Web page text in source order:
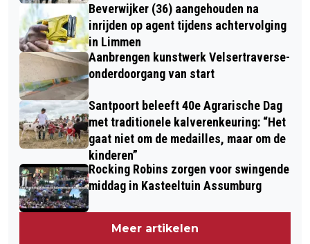
Beverwijker (36) aangehouden na
inrijden op agent tijdens achtervolging
in Limmen
Aanbrengen kunstwerk Velsertraverse-
onderdoorgang van start
Santpoort beleeft 40e Agrarische Dag
met traditionele kalverenkeuring: “Het
gaat niet om de medailles, maar om de
kinderen”
Rocking Robins zorgen voor swingende
middag in Kasteeltuin Assumburg
Meer artikelen